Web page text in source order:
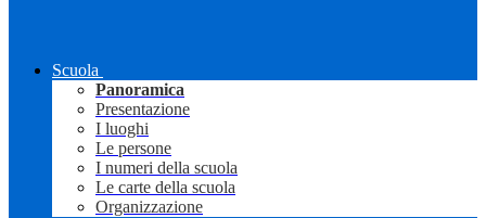
Scuola
Panoramica
Presentazione
I luoghi
Le persone
I numeri della scuola
Le carte della scuola
Organizzazione